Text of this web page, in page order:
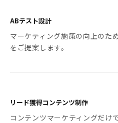
ABテスト設計
マーケティング施策の向上のた
をご提案します。
リード獲得コンテンツ制作
コンテンツマーケティングだけ